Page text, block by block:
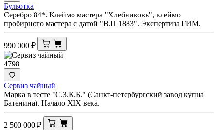
Бульотка
Серебро 84*. Клеймо мастера "Хлебниковъ", клеймо
пробирного мастера с датой "В.П 1883". Экспертиза ГИМ.
990 000 ₽
4798
Сервиз чайный
Марка в тесте "С.З.К.Б." (Санкт-петербургский завод купца
Батенина). Начало XIX века.
2 500 000 ₽